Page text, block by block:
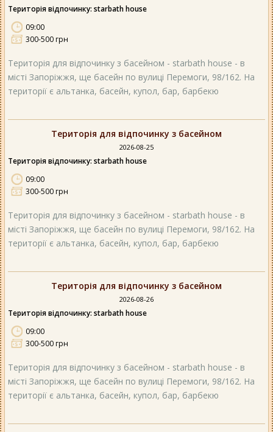
Територія відпочинку: starbath house
09:00
300-500 грн
Територія для відпочинку з басейном - starbath house - в
місті Запоріжжя, ще басейн по вулиці Перемоги, 98/162. На
території є альтанка, басейн, купол, бар, барбекю
Територія для відпочинку з басейном
2026-08-25
Територія відпочинку: starbath house
09:00
300-500 грн
Територія для відпочинку з басейном - starbath house - в
місті Запоріжжя, ще басейн по вулиці Перемоги, 98/162. На
території є альтанка, басейн, купол, бар, барбекю
Територія для відпочинку з басейном
2026-08-26
Територія відпочинку: starbath house
09:00
300-500 грн
Територія для відпочинку з басейном - starbath house - в
місті Запоріжжя, ще басейн по вулиці Перемоги, 98/162. На
території є альтанка, басейн, купол, бар, барбекю